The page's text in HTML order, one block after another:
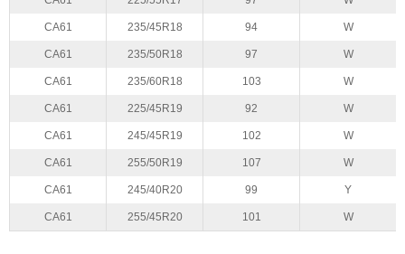
CA61 235/45R18 94 W
CA61 235/50R18 97 W
CA61 235/60R18 103 W
CA61 225/45R19 92 W
CA61 245/45R19 102 W
CA61 255/50R19 107 W
CA61 245/40R20 99 Y
CA61 255/45R20 101 W